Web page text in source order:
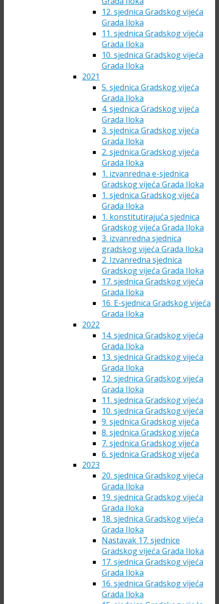
12. sjednica Gradskog vijeća
Grada Iloka
11. sjednica Gradskog vijeća
Grada Iloka
10. sjednica Gradskog vijeća
Grada Iloka
2021
5. sjednica Gradskog vijeća
Grada Iloka
4. sjednica Gradskog vijeća
Grada Iloka
3. sjednica Gradskog vijeća
Grada Iloka
2. sjednica Gradskog vijeća
Grada Iloka
1. izvanredna e-sjednica
Gradskog vijeća Grada Iloka
1. sjednica Gradskog vijeća
Grada Iloka
1. konstitutirajuća sjednica
Gradskog vijeća Grada Iloka
3. izvanredna sjednica
gradskog vijeća Grada Iloka
2. Izvanredna sjednica
Gradskog vijeća Grada Iloka
17. sjednica Gradskog vijeća
Grada Iloka
16. E-sjednica Gradskog vijeća
Grada Iloka
2022
14. sjednica Gradskog vijeća
Grada Iloka
13. sjednica Gradskog vijeća
Grada Iloka
12. sjednica Gradskog vijeća
Grada Iloka
11. sjednica Gradskog vijeća
10. sjednica Gradskog vijeća
9. sjednica Gradskog vijeća
8. sjednica Gradskog vijeća
7. sjednica Gradskog vijeća
6. sjednica Gradskog vijeća
2023
20. sjednica Gradskog vijeća
Grada Iloka
19. sjednica Gradskog vijeća
Grada Iloka
18. sjednica Gradskog vijeća
Grada Iloka
Nastavak 17. sjednice
Gradskog vijeća Grada Iloka
17. sjednica Gradskog vijeća
Grada Iloka
16. sjednica Gradskog vijeća
Grada Iloka